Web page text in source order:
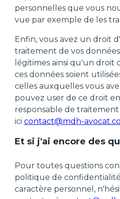
personnelles que vous
vue par exemple de les
Enfin, vous avez un droit
traitement de vos
légitimes ainsi qu'un droit
ces données soient
celles auxquelles vous
pouvez user de ce droit
responsable de
ici contact@mdh-
Et si j'ai encore des
Pour toutes questions
politique de
caractère personnel,